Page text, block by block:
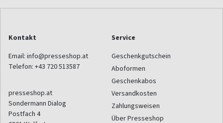
Kontakt
Email: info@presseshop.at
Telefon: +43 720 513587
presseshop.at
Sondermann Dialog
Postfach 4
Service
Geschenkgutschein
Aboformen
Geschenkabos
Versandkosten
Zahlungsweisen
Über Presseshop